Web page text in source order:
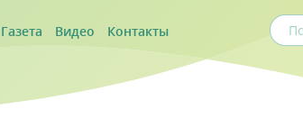
Газета Видео Контакты